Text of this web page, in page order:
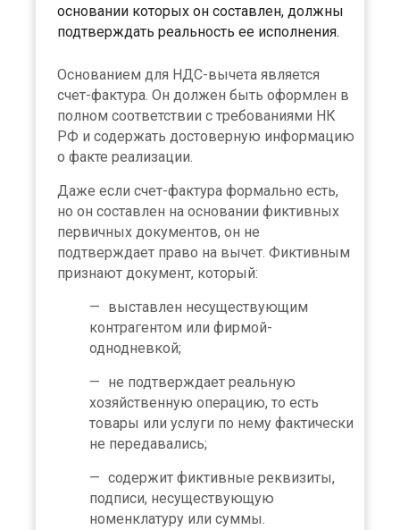
основании которых он составлен, должны
подтверждать реальность ее исполнения.
Основанием для НДС-вычета является
счет-фактура. Он должен быть оформлен в
полном соответствии с требованиями НК
РФ и содержать достоверную информацию
о факте реализации.
Даже если счет-фактура формально есть,
но он составлен на основании фиктивных
первичных документов, он не
подтверждает право на вычет. Фиктивным
признают документ, который:
выставлен несуществующим
контрагентом или фирмой-
однодневкой;
не подтверждает реальную
хозяйственную операцию, то есть
товары или услуги по нему фактически
не передавались;
содержит фиктивные реквизиты,
подписи, несуществующую
номенклатуру или суммы.